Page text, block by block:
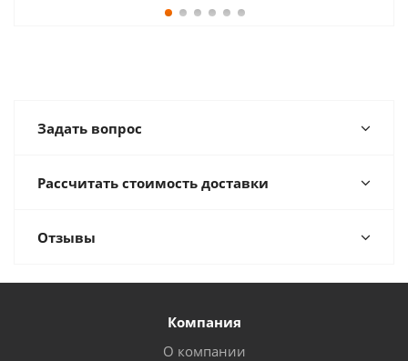
Задать вопрос
Рассчитать стоимость доставки
Отзывы
Компания
О компании